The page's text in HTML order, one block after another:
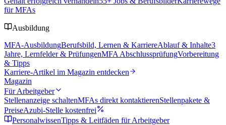
für MFAs
Ausbildung
MFA-AusbildungBerufsbild, Lernen & KarriereAblauf & Inhalte3
Jahre, Lernfelder & PrüfungenMFA AbschlussprüfungVorbereitung
& Tipps
Karriere-Artikel im Magazin entdecken
Magazin
Für Arbeitgeber
Stellenanzeige schaltenMFAs direkt kontaktierenStellenpakete &
PreiseAzubi-Stelle kostenfrei
PersonalwissenTipps & Leitfäden für Arbeitgeber